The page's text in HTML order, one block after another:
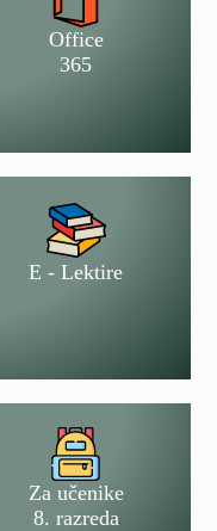
Office
365
E - Lektire
Za učenike
8. razreda